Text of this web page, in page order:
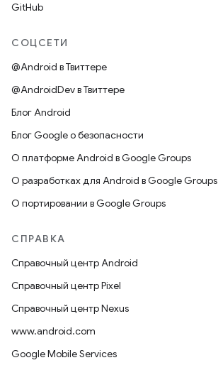
GitHub
СОЦСЕТИ
@Android в Твиттере
@AndroidDev в Твиттере
Блог Android
Блог Google о безопасности
О платформе Android в Google Groups
О разработках для Android в Google Groups
О портировании в Google Groups
СПРАВКА
Справочный центр Android
Справочный центр Pixel
Справочный центр Nexus
www.android.com
Google Mobile Services